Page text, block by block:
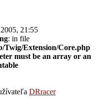
21:55
: in file
Extension/Core.php
must be an array or an
DRracer